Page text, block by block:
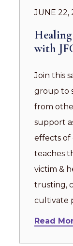
JUNE 22,
with
Join this
group to
from
support
effects of
teaches
victim &
trusting,
cultivate
Read